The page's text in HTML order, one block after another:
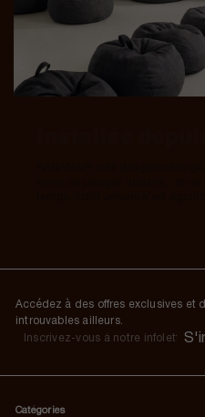
Accédez à des offres exclusives et
introuvables ailleurs.
S'inscrire
Inscrivez-
notre
Catégories